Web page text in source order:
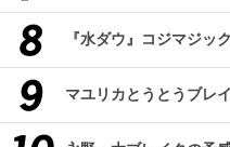
『水ダウ』コジマジッ
マユリカとうとうブレ